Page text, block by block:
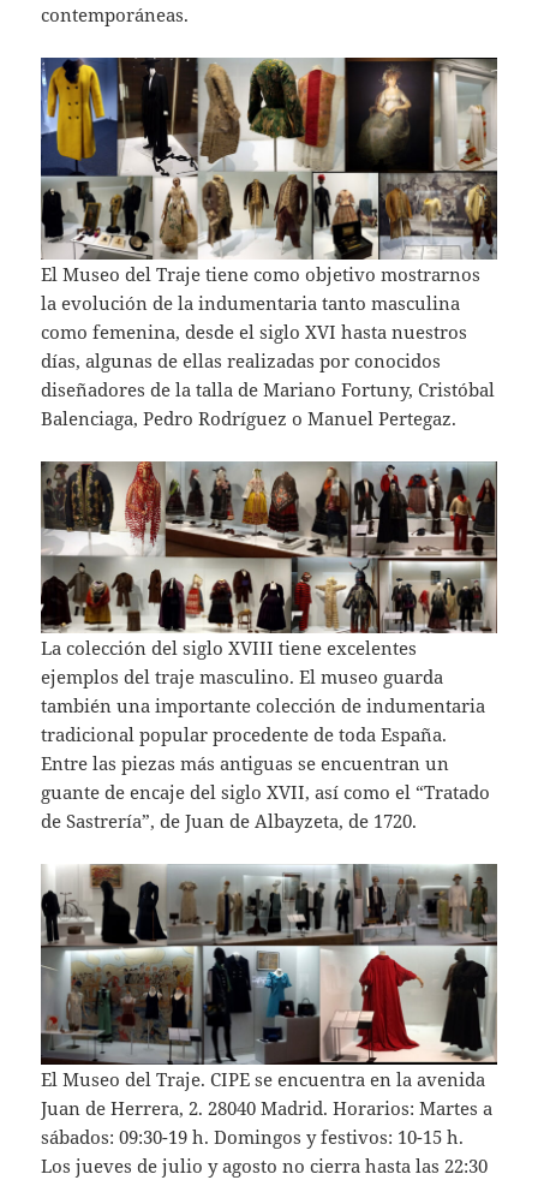
contemporáneas.
El Museo del Traje tiene como objetivo mostrarnos
la evolución de la indumentaria tanto masculina
como femenina, desde el siglo XVI hasta nuestros
días, algunas de ellas realizadas por conocidos
diseñadores de la talla de Mariano Fortuny, Cristóbal
Balenciaga, Pedro Rodríguez o Manuel Pertegaz.
La colección del siglo XVIII tiene excelentes
ejemplos del traje masculino. El museo guarda
también una importante colección de indumentaria
tradicional popular procedente de toda España.
Entre las piezas más antiguas se encuentran un
guante de encaje del siglo XVII, así como el “Tratado
de Sastrería”, de Juan de Albayzeta, de 1720.
El Museo del Traje. CIPE se encuentra en la avenida
Juan de Herrera, 2. 28040 Madrid. Horarios: Martes a
sábados: 09:30-19 h. Domingos y festivos: 10-15 h.
Los jueves de julio y agosto no cierra hasta las 22:30